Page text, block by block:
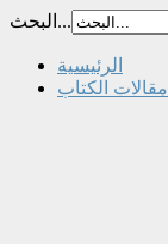
البحث...
الرئيسية
مقالات الكتاب